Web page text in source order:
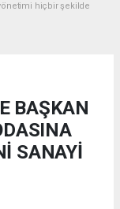
hiçbir şekilde
BAŞKAN
SANAYİ